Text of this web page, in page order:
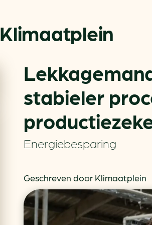
Klimaatplein
Klimaatplein
Hoofd­navigatie
Over ons
Partners
Contact
Dossiers
stabieler
Energiebesparing
Geschreven door Klimaatplein